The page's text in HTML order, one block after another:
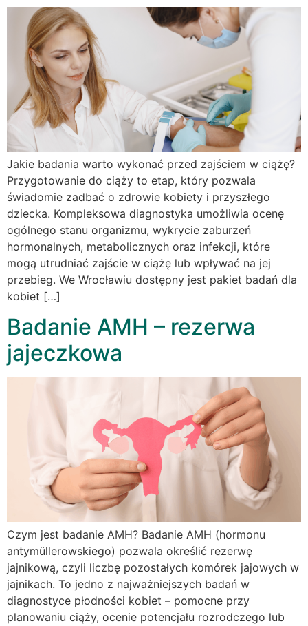
Jakie badania warto wykonać przed zajściem w ciążę?
Przygotowanie do ciąży to etap, który pozwala
świadomie zadbać o zdrowie kobiety i przyszłego
dziecka. Kompleksowa diagnostyka umożliwia ocenę
ogólnego stanu organizmu, wykrycie zaburzeń
hormonalnych, metabolicznych oraz infekcji, które
mogą utrudniać zajście w ciążę lub wpływać na jej
przebieg. We Wrocławiu dostępny jest pakiet badań dla
kobiet […]
Badanie AMH – rezerwa
jajeczkowa
Czym jest badanie AMH? Badanie AMH (hormonu
antymüllerowskiego) pozwala określić rezerwę
jajnikową, czyli liczbę pozostałych komórek jajowych w
jajnikach. To jedno z najważniejszych badań w
diagnostyce płodności kobiet – pomocne przy
planowaniu ciąży, ocenie potencjału rozrodczego lub